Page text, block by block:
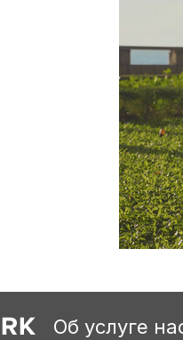
Об услуге